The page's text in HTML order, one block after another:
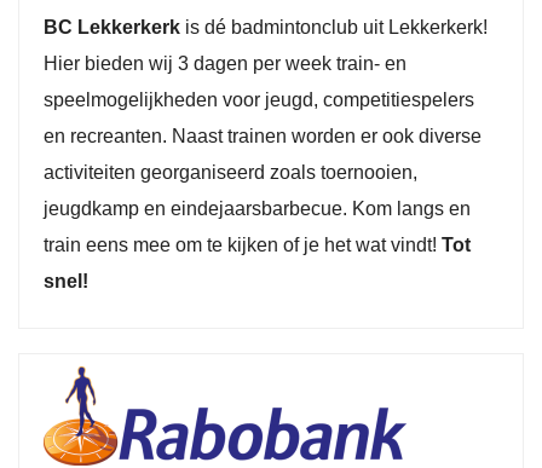
BC Lekkerkerk is dé badmintonclub uit Lekkerkerk!
Hier bieden wij 3 dagen per week train- en
speelmogelijkheden voor jeugd, competitiespelers
en recreanten. Naast trainen worden er ook diverse
activiteiten georganiseerd zoals toernooien,
jeugdkamp en eindejaarsbarbecue. Kom langs en
train eens mee om te kijken of je het wat vindt! Tot
snel!